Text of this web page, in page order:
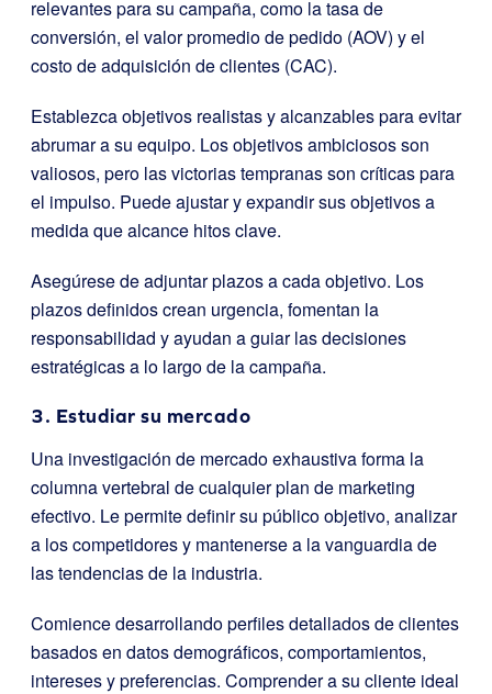
relevantes para su campaña, como la tasa de
conversión, el valor promedio de pedido (AOV) y el
costo de adquisición de clientes (CAC).
Establezca objetivos realistas y alcanzables para evitar
abrumar a su equipo. Los objetivos ambiciosos son
valiosos, pero las victorias tempranas son críticas para
el impulso. Puede ajustar y expandir sus objetivos a
medida que alcance hitos clave.
Asegúrese de adjuntar plazos a cada objetivo. Los
plazos definidos crean urgencia, fomentan la
responsabilidad y ayudan a guiar las decisiones
estratégicas a lo largo de la campaña.
3. Estudiar su mercado
Una investigación de mercado exhaustiva forma la
columna vertebral de cualquier plan de marketing
efectivo. Le permite definir su público objetivo, analizar
a los competidores y mantenerse a la vanguardia de
las tendencias de la industria.
Comience desarrollando perfiles detallados de clientes
basados en datos demográficos, comportamientos,
intereses y preferencias. Comprender a su cliente ideal